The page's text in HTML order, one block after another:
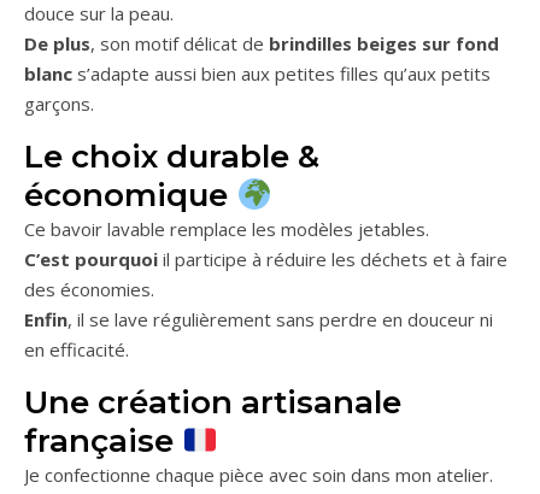
douce sur la peau.
De plus, son motif délicat de brindilles beiges sur fond
blanc s’adapte aussi bien aux petites filles qu’aux petits
garçons.
Le choix durable &
économique
Ce bavoir lavable remplace les modèles jetables.
C’est pourquoi il participe à réduire les déchets et à faire
des économies.
Enfin, il se lave régulièrement sans perdre en douceur ni
en efficacité.
Une création artisanale
française
Je confectionne chaque pièce avec soin dans mon atelier.